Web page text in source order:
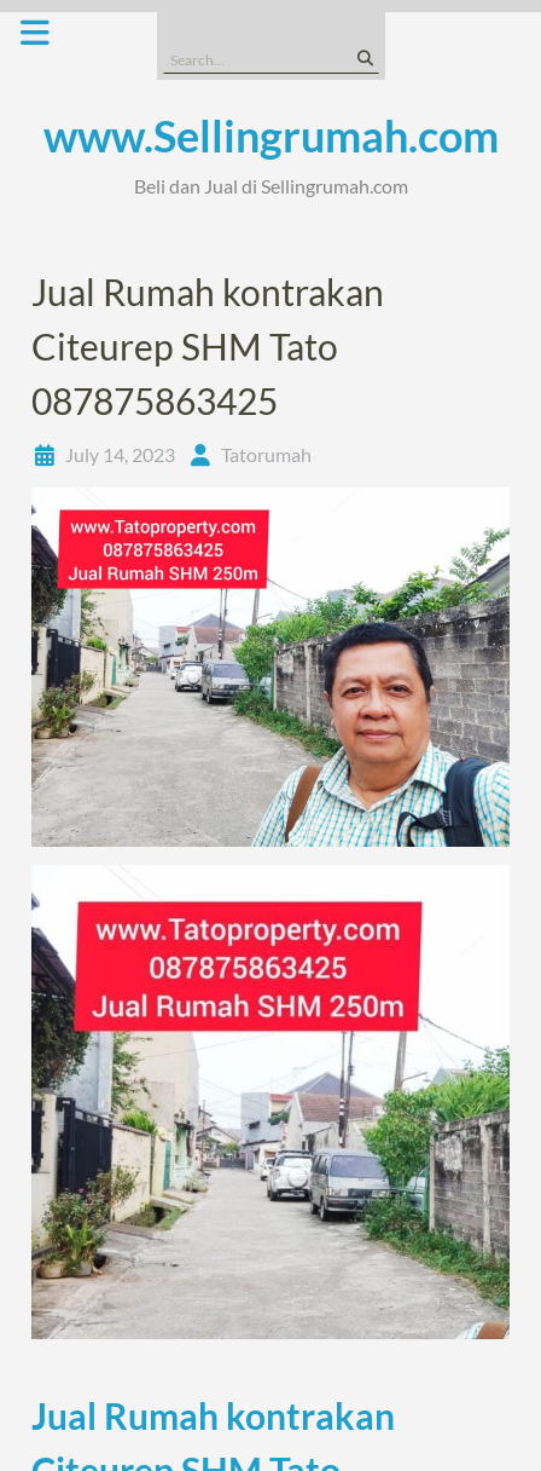
Skip
Search
for:
www.Sellingrumah.com
Beli dan Jual di Sellingrumah.com
Jual Rumah kontrakan
Citeurep SHM Tato
087875863425
July 14, 2023 Tatorumah
Jual Rumah kontrakan